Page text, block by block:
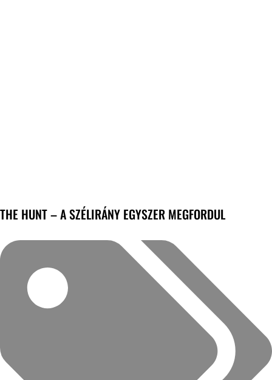
THE HUNT – A SZÉLIRÁNY EGYSZER MEGFORDUL